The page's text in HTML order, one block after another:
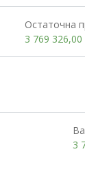
Остаточна
3 769 326,00
3